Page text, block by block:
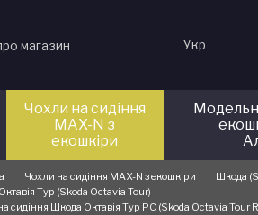
магазин Укр
Чохли на сидіння
MAX-N з
екошкіри
Чохли на сидіння MAX-N з екошкіри
Шкода
Тур (Skoda Octavia Tour)
сидіння Шкода Октавія Тур РС (Skoda Octavia Tour